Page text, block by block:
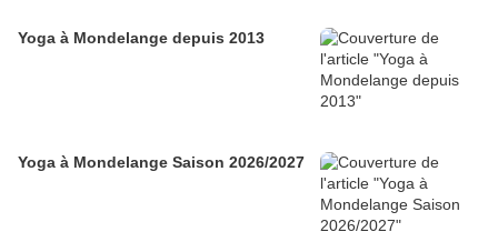
Yoga à Mondelange depuis 2013
Yoga à Mondelange Saison 2026/2027